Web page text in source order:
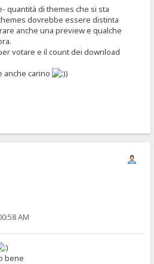
quantità di themes che si sta
dovrebbe essere distinta
anche una preview e qualche
votare e il count dei download
anche carino
)
AM
bene